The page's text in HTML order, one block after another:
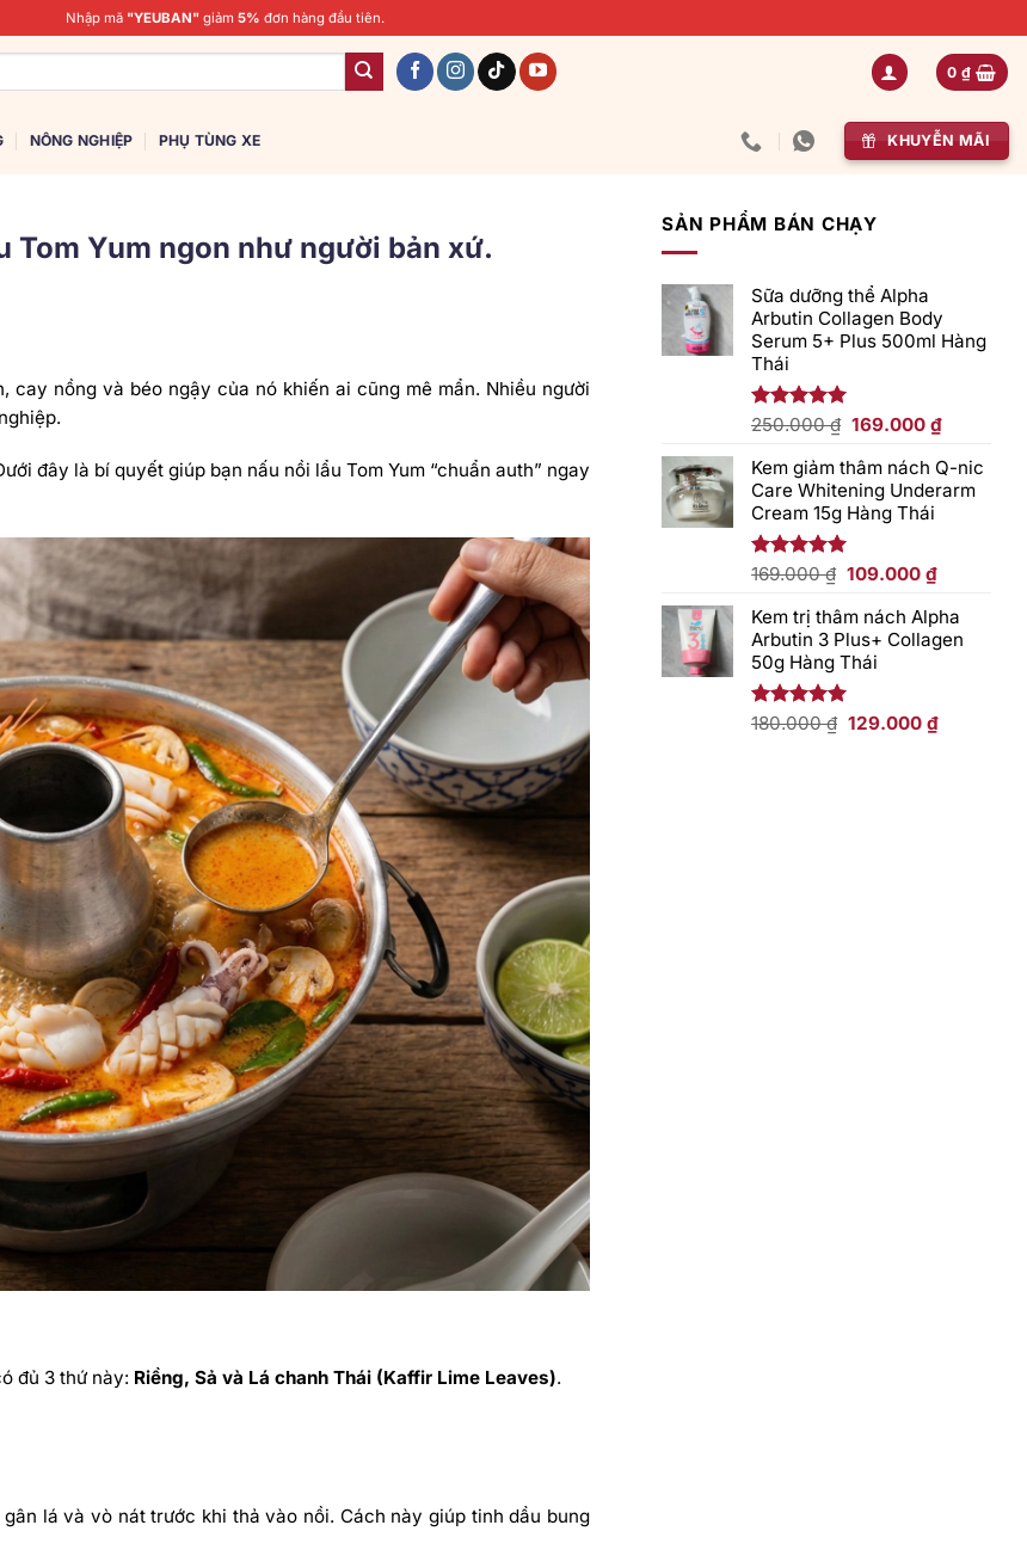
Nhập mã "YEUBAN" giảm 5% đơn hàng đầu tiên.
0 ₫
NÔNG NGHIỆP PHỤ TÙNG XE KHUYỄN MÃI
Tom Yum ngon như người bản xứ.
cay nồng và béo ngậy của nó khiến ai cũng mê mẩn. Nhiều người
đây là bí quyết giúp bạn nấu nồi lẩu Tom Yum “chuẩn auth” ngay
đủ 3 thứ này: Riềng, Sả và Lá chanh Thái (Kaffir Lime Leaves).
lá và vò nát trước khi thả vào nồi. Cách này giúp tinh dầu bung
SẢN PHẨM BÁN CHẠY
Sữa dưỡng thể Alpha
Arbutin Collagen Body
Serum 5+ Plus 500ml Hàng
Thái
Được xếp
5 sao
250.000₫ Giá
là:
250.000 ₫.
169.000 ₫Giá
tại
là:
Kem giảm thâm nách Q-nic
Care Whitening Underarm
Cream 15g Hàng Thái
Được xếp
5.00
5 sao
169.000₫ Giá
là:
169.000 ₫.
109.000 ₫Giá
tại
là:
Kem trị thâm nách Alpha
Arbutin 3 Plus+ Collagen
50g Hàng Thái
Được xếp
5.00
180.000₫ Giá
129.000 ₫Giá